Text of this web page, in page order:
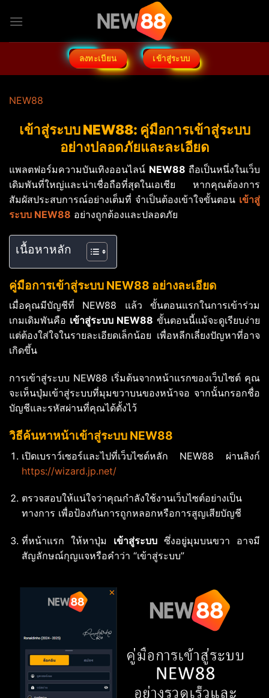
ลงทะเบียน เข้าสู่ระบบ
NEW88
เข้าสู่ระบบ NEW88: คู่มือการเข้าสู่ระบบ
อย่างปลอดภัยและละเอียด
แพลตฟอร์มความบันเทิงออนไลน์ NEW88 ถือเป็นหนึ่งในเว็บ
เดิมพันที่ใหญ่และน่าเชื่อถือที่สุดในเอเชีย หากคุณต้องการ
สัมผัสประสบการณ์อย่างเต็มที่ จำเป็นต้องเข้าใจขั้นตอน เข้าสู่
ระบบ NEW88 อย่างถูกต้องและปลอดภัย
เนื้อหาหลัก
คู่มือการเข้าสู่ระบบ NEW88 อย่างละเอียด
เมื่อคุณมีบัญชีที่ NEW88 แล้ว ขั้นตอนแรกในการเข้าร่วม
เกมเดิมพันคือ เข้าสู่ระบบ NEW88 ขั้นตอนนี้แม้จะดูเรียบง่าย
แต่ต้องใส่ใจในรายละเอียดเล็กน้อย เพื่อหลีกเลี่ยงปัญหาที่อาจ
เกิดขึ้น
การเข้าสู่ระบบ NEW88 เริ่มต้นจากหน้าแรกของเว็บไซต์ คุณ
จะเห็นปุ่มเข้าสู่ระบบที่มุมขวาบนของหน้าจอ จากนั้นกรอกชื่อ
บัญชีและรหัสผ่านที่คุณได้ตั้งไว้
วิธีค้นหาหน้าเข้าสู่ระบบ NEW88
เปิดเบราว์เซอร์และไปที่เว็บไซต์หลัก NEW88 ผ่านลิงก์
https://wizard.jp.net/
ตรวจสอบให้แน่ใจว่าคุณกำลังใช้งานเว็บไซต์อย่างเป็น
ทางการ เพื่อป้องกันการถูกหลอกหรือการสูญเสียบัญชี
ที่หน้าแรก ให้หาปุ่ม เข้าสู่ระบบซึ่งอยู่มุมบนขวา อาจมี
สัญลักษณ์กุญแจหรือคำว่า “เข้าสู่ระบบ”